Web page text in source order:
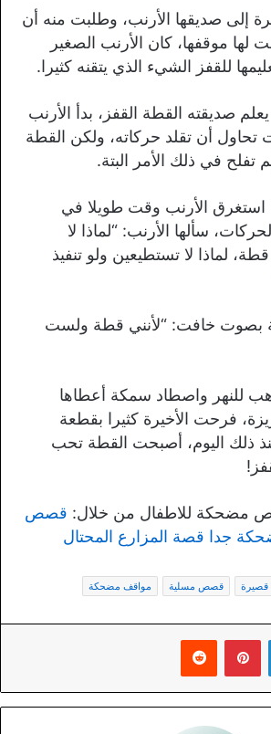
إلى صديقها الأرنب، وطلبت منه أن
لها موقفها، كان الأرنب الصغير
للقفز الشيء الذي يتقنه كثيرا.
صديقته القطة القفز، بدأ الأرنب
تحاول أن تقلد حركاته، ولكن القطة
تفلح في ذلك الأمر البتة.
استغرق الأرنب وقت طويلا في
سألها الأرنب: “لماذا لا
لماذا لا تستطيعين ولو تنفيذ
بصوت خافت: “لأنني قطة ولست
للنهر واصطاد سمكة أعطاها
فرحت الأخيرة كثيرا بقطعة
ذلك اليوم، أصبحت القطة تحب
مضحكة للاطفال من خلال: قصص
جدا قصة المزارع المحتال
قصص مسلية مواقف مضحكة
لينكدإن بينتيريست